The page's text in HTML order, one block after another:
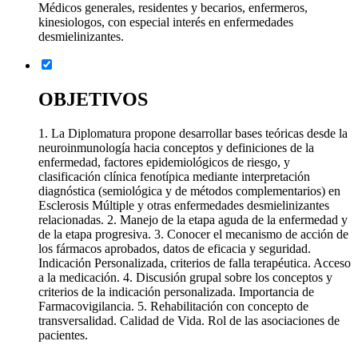
Médicos generales, residentes y becarios, enfermeros,
kinesiologos, con especial interés en enfermedades
desmielinizantes.
OBJETIVOS
1. La Diplomatura propone desarrollar bases teóricas desde la
neuroinmunología hacia conceptos y definiciones de la
enfermedad, factores epidemiológicos de riesgo, y
clasificación clínica fenotípica mediante interpretación
diagnóstica (semiológica y de métodos complementarios) en
Esclerosis Múltiple y otras enfermedades desmielinizantes
relacionadas. 2. Manejo de la etapa aguda de la enfermedad y
de la etapa progresiva. 3. Conocer el mecanismo de acción de
los fármacos aprobados, datos de eficacia y seguridad.
Indicación Personalizada, criterios de falla terapéutica. Acceso
a la medicación. 4. Discusión grupal sobre los conceptos y
criterios de la indicación personalizada. Importancia de
Farmacovigilancia. 5. Rehabilitación con concepto de
transversalidad. Calidad de Vida. Rol de las asociaciones de
pacientes.